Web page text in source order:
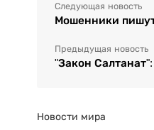
Следующая новость
Мошенники
Предыдущая новость
"Закон
Новости мира